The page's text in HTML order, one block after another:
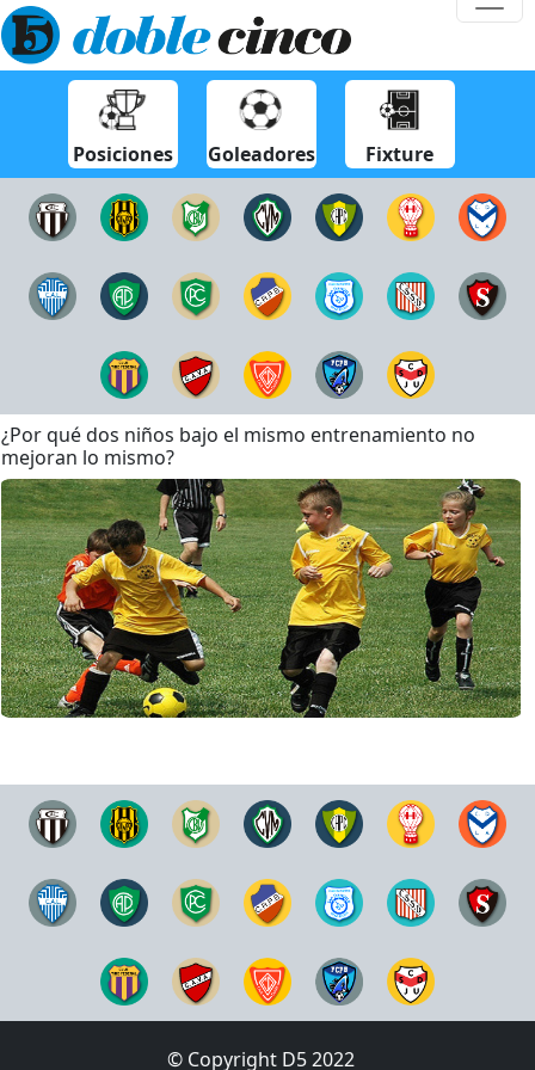
Posiciones Goleadores Fixture
¿Por qué dos niños bajo el mismo entrenamiento no
mejoran lo mismo?
© Copyright D5 2022